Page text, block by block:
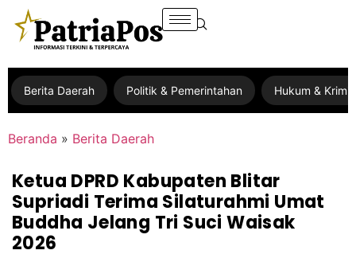
Berita Daerah Politik & Pemerintahan Hukum &
Beranda » Berita Daerah
Ketua DPRD Kabupaten Blitar
Supriadi Terima Silaturahmi Umat
Buddha Jelang Tri Suci Waisak
2026